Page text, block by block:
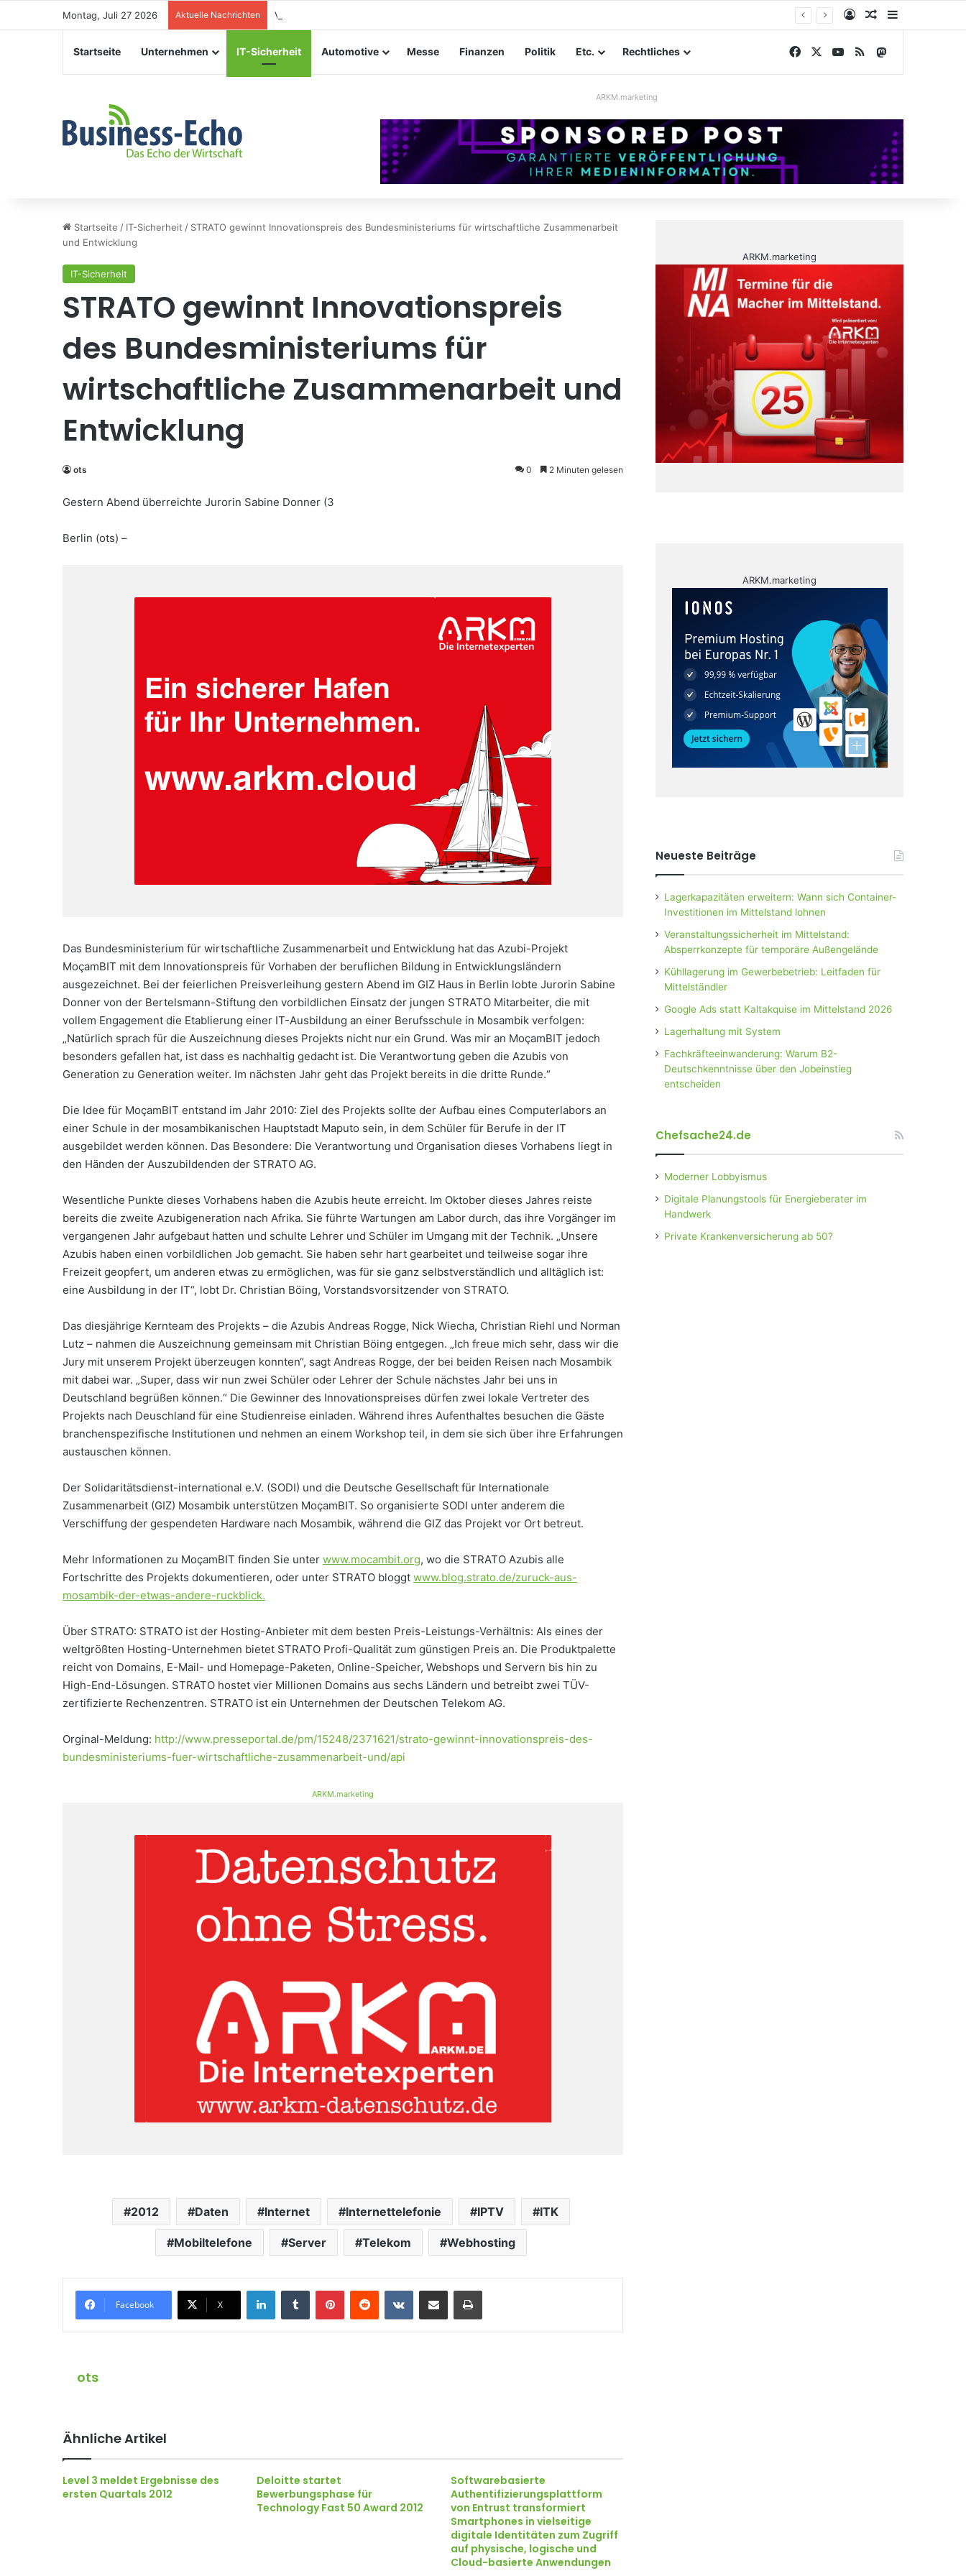
Montag, Juli 27 2026 Aktuelle Nachrichten Veranstaltungssicherheit im Mittelstand: Absperrkonzepte für temporäre Außengelände AnmeldenZufälliger
Startseite Unternehmen IT-Sicherheit Automotive Messe Finanzen Politik Etc. Rechtliches Facebook YouTube
RSS
ARKM.marketing
Startseite / IT-Sicherheit / STRATO gewinnt Innovationspreis des Bundesministeriums für wirtschaftliche Zusammenarbeit
und Entwicklung
IT-Sicherheit
STRATO gewinnt Innovationspreis
des Bundesministeriums für
wirtschaftliche Zusammenarbeit und
Entwicklung
ots 0 2 Minuten gelesen
Gestern Abend überreichte Jurorin Sabine Donner (3
Berlin (ots) –
Das Bundesministerium für wirtschaftliche Zusammenarbeit und Entwicklung hat das Azubi-Projekt
MoçamBIT mit dem Innovationspreis für Vorhaben der beruflichen Bildung in Entwicklungsländern
ausgezeichnet. Bei der feierlichen Preisverleihung gestern Abend im GIZ Haus in Berlin lobte Jurorin Sabine
Donner von der Bertelsmann-Stiftung den vorbildlichen Einsatz der jungen STRATO Mitarbeiter, die mit
vollem Engagement die Etablierung einer IT-Ausbildung an einer Berufsschule in Mosambik verfolgen:
„Natürlich sprach für die Auszeichnung dieses Projekts nicht nur ein Grund. Was mir an MoçamBIT jedoch
besonders gefallen hat, ist dass es nachhaltig gedacht ist. Die Verantwortung geben die Azubis von
Generation zu Generation weiter. Im nächsten Jahr geht das Projekt bereits in die dritte Runde.“
Die Idee für MoçamBIT entstand im Jahr 2010: Ziel des Projekts sollte der Aufbau eines Computerlabors an
einer Schule in der mosambikanischen Hauptstadt Maputo sein, in dem Schüler für Berufe in der IT
ausgebildet werden können. Das Besondere: Die Verantwortung und Organisation dieses Vorhabens liegt in
den Händen der Auszubildenden der STRATO AG.
Wesentliche Punkte dieses Vorhabens haben die Azubis heute erreicht. Im Oktober dieses Jahres reiste
bereits die zweite Azubigeneration nach Afrika. Sie führte Wartungen am Labor durch, das ihre Vorgänger im
vergangenen Jahr aufgebaut hatten und schulte Lehrer und Schüler im Umgang mit der Technik. „Unsere
Azubis haben einen vorbildlichen Job gemacht. Sie haben sehr hart gearbeitet und teilweise sogar ihre
Freizeit geopfert, um anderen etwas zu ermöglichen, was für sie ganz selbstverständlich und alltäglich ist:
eine Ausbildung in der IT“, lobt Dr. Christian Böing, Vorstandsvorsitzender von STRATO.
Das diesjährige Kernteam des Projekts – die Azubis Andreas Rogge, Nick Wiecha, Christian Riehl und Norman
Lutz – nahmen die Auszeichnung gemeinsam mit Christian Böing entgegen. „Ich freue mich sehr, dass wir die
Jury mit unserem Projekt überzeugen konnten“, sagt Andreas Rogge, der bei beiden Reisen nach Mosambik
mit dabei war. „Super, dass wir nun zwei Schüler oder Lehrer der Schule nächstes Jahr bei uns in
Deutschland begrüßen können.“ Die Gewinner des Innovationspreises dürfen zwei lokale Vertreter des
Projekts nach Deuschland für eine Studienreise einladen. Während ihres Aufenthaltes besuchen die Gäste
branchenspezifische Institutionen und nehmen an einem Workshop teil, in dem sie sich über ihre Erfahrungen
austauschen können.
Der Solidaritätsdienst-international e.V. (SODI) und die Deutsche Gesellschaft für Internationale
Zusammenarbeit (GIZ) Mosambik unterstützen MoçamBIT. So organisierte SODI unter anderem die
Verschiffung der gespendeten Hardware nach Mosambik, während die GIZ das Projekt vor Ort betreut.
Mehr Informationen zu MoçamBIT finden Sie unter www.mocambit.org, wo die STRATO Azubis alle
Fortschritte des Projekts dokumentieren, oder unter STRATO bloggt www.blog.strato.de/zuruck-aus-
mosambik-der-etwas-andere-ruckblick.
Über STRATO: STRATO ist der Hosting-Anbieter mit dem besten Preis-Leistungs-Verhältnis: Als eines der
weltgrößten Hosting-Unternehmen bietet STRATO Profi-Qualität zum günstigen Preis an. Die Produktpalette
reicht von Domains, E-Mail- und Homepage-Paketen, Online-Speicher, Webshops und Servern bis hin zu
High-End-Lösungen. STRATO hostet vier Millionen Domains aus sechs Ländern und betreibt zwei TÜV-
zertifizierte Rechenzentren. STRATO ist ein Unternehmen der Deutschen Telekom AG.
Orginal-Meldung: http://www.presseportal.de/pm/15248/2371621/strato-gewinnt-innovationspreis-des-
bundesministeriums-fuer-wirtschaftliche-zusammenarbeit-und/api
ARKM.marketing
2012 Daten Internet Internettelefonie IPTV ITK
Mobiltelefone Server Telekom Webhosting
Facebook X
ots
Ähnliche Artikel
Level 3 meldet Ergebnisse des
ersten Quartals 2012
Deloitte startet
Bewerbungsphase für
Technology Fast 50 Award 2012
Softwarebasierte
Authentifizierungsplattform
von Entrust transformiert
Smartphones in vielseitige
digitale Identitäten zum Zugriff
auf physische, logische und
Cloud-basierte Anwendungen
ARKM.marketing
ARKM.marketing
Neueste Beiträge
Lagerkapazitäten erweitern: Wann sich Container-
Investitionen im Mittelstand lohnen
Veranstaltungssicherheit im Mittelstand:
Absperrkonzepte für temporäre Außengelände
Kühllagerung im Gewerbebetrieb: Leitfaden für
Mittelständler
Google Ads statt Kaltakquise im Mittelstand 2026
Lagerhaltung mit System
Fachkräfteeinwanderung: Warum B2-
Deutschkenntnisse über den Jobeinstieg
entscheiden
Chefsache24.de
Moderner Lobbyismus
Digitale Planungstools für Energieberater im
Handwerk
Private Krankenversicherung ab 50?